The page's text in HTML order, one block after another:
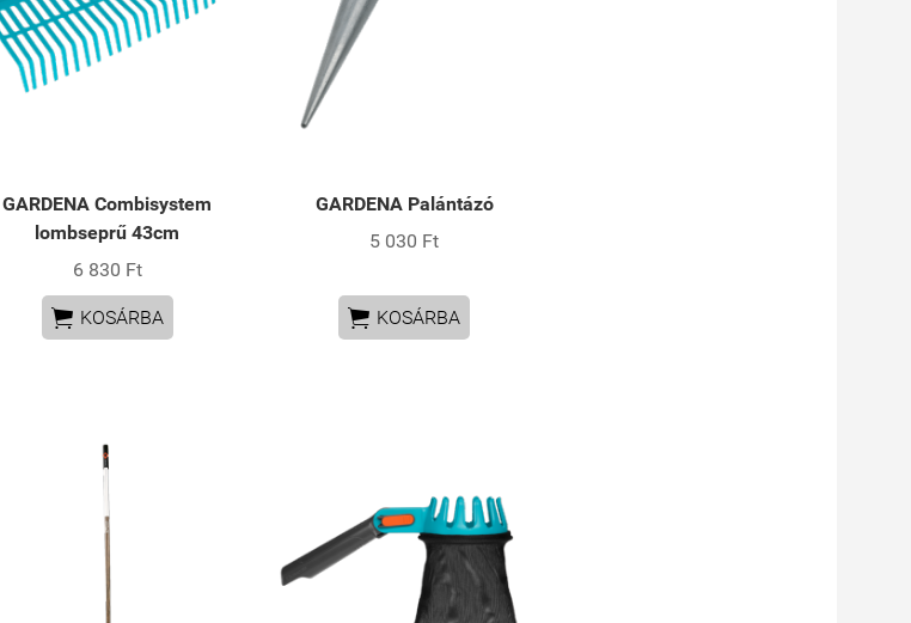
GARDENA Combisystem
lombseprű 43cm
6 830 Ft
 KOSÁRBA
GARDENA Palántázó
5 030 Ft
 KOSÁRBA